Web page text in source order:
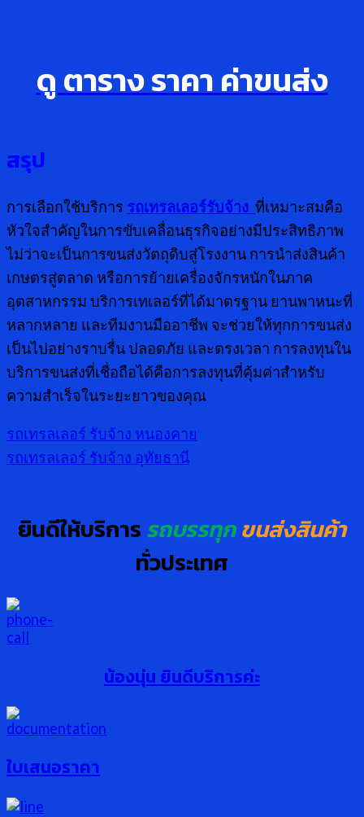
ดู ตาราง ราคา ค่าขนส่ง
สรุป
การเลือกใช้บริการ รถเทรลเลอร์รับจ้าง ที่เหมาะสมคือ
หัวใจสำคัญในการขับเคลื่อนธุรกิจอย่างมีประสิทธิภาพ
ไม่ว่าจะเป็นการขนส่งวัตถุดิบสู่โรงงาน การนำส่งสินค้า
เกษตรสู่ตลาด หรือการย้ายเครื่องจักรหนักในภาค
อุตสาหกรรม บริการเทเลอร์ที่ได้มาตรฐาน ยานพาหนะที่
หลากหลาย และทีมงานมืออาชีพ จะช่วยให้ทุกการขนส่ง
เป็นไปอย่างราบรื่น ปลอดภัย และตรงเวลา การลงทุนใน
บริการขนส่งที่เชื่อถือได้คือการลงทุนที่คุ้มค่าสำหรับ
ความสำเร็จในระยะยาวของคุณ
รถเทรลเลอร์ รับจ้าง หนองคาย
รถเทรลเลอร์ รับจ้าง อุทัยธานี
ยินดีให้บริการรถบรรทุกขนส่งสินค้า
ทั่วประเทศ
น้องนุ่น ยินดีบริการค่ะ
ใบเสนอราคา